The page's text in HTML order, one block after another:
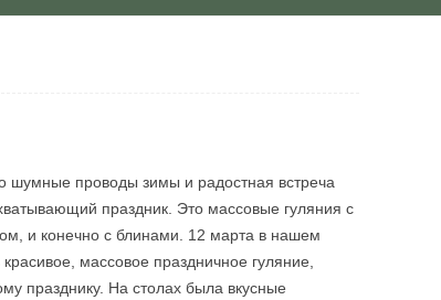
шумные проводы зимы и радостная встреча
праздник. Это массовые гуляния с
и конечно с блинами. 12 марта в нашем
массовое праздничное гуляние,
празднику. На столах была вкусные